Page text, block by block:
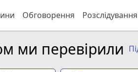
Обговорення Розслідування
ми перевірили